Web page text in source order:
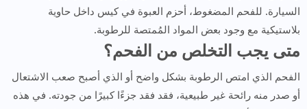
السيارة. للفحم المضغوط، أحزم العبوة في كيس داخل حاوية
بلاستيكية مع وجود بعض المواد المُمتصة للرطوبة.
متى يجب التخلص من الفحم؟
الفحم الذي امتص الرطوبة بشكل واضح أو الذي أصبح صعب الاشتعال
أو صدر منه رائحة غير طبيعية، فقد فقد جزءًا كبيرًا من جودته. في هذه